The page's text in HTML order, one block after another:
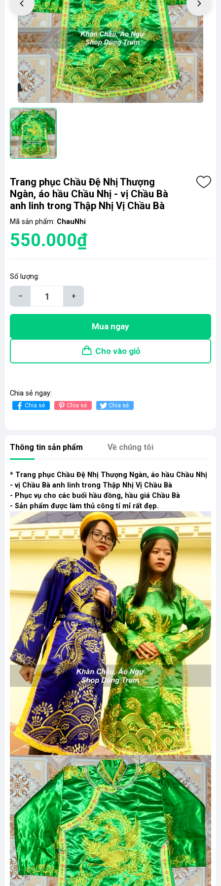
Trang phục Chầu Đệ Nhị Thượng
Ngàn, áo hầu Chầu Nhị - vị Chầu Bà
anh linh trong Thập Nhị Vị Chầu Bà
Mã sản phẩm: ChauNhi
550.000₫
Số lượng:
– +
Mua ngay
Cho vào giỏ
Chia sẻ ngay:
Chia sẻ Chia sẻ Chia sẻ
Thông tin sản phẩm Về chúng tôi
* Trang phục Chầu Đệ Nhị Thượng Ngàn, áo hầu Chầu Nhị
- vị Chầu Bà anh linh trong Thập Nhị Vị Chầu Bà
- Phục vụ cho các buổi hầu đồng, hầu giá Chầu Bà
- Sản phẩm được làm thủ công tỉ mỉ rất đẹp.